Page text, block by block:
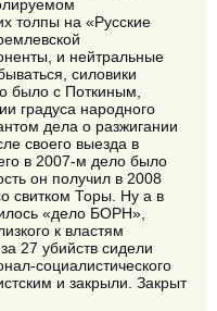
толпы на «Русские
и нейтральные
силовики
было с Поткиным,
градуса народного
дела о разжигании
своего выезда в
в 2007-м дело было
он получил в 2008
свитком Торы. Ну а в
«дело БОРН»,
к властям
27 убийств сидели
социалистического
и закрыли. Закрыт